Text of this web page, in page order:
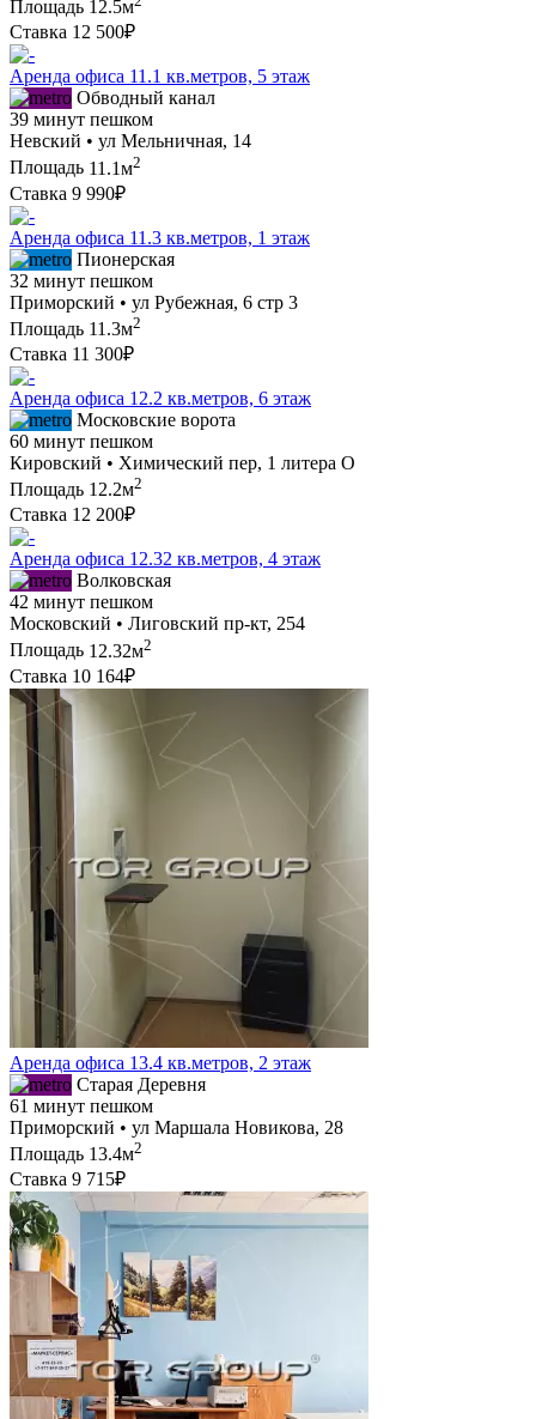
Площадь 12.5м
Ставка 12 500₽
Аренда офиса 11.1 кв.метров, 5 этаж
Обводный канал
39 минут пешком
Невский • ул Мельничная, 14
Площадь 11.1м2
Ставка 9 990₽
Аренда офиса 11.3 кв.метров, 1 этаж
Пионерская
32 минут пешком
Приморский • ул Рубежная, 6 стр 3
Площадь 11.3м2
Ставка 11 300₽
Аренда офиса 12.2 кв.метров, 6 этаж
Московские ворота
60 минут пешком
Кировский • Химический пер, 1 литера О
Площадь 12.2м2
Ставка 12 200₽
Аренда офиса 12.32 кв.метров, 4 этаж
Волковская
42 минут пешком
Московский • Лиговский пр-кт, 254
Площадь 12.32м2
Ставка 10 164₽
Аренда офиса 13.4 кв.метров, 2 этаж
Старая Деревня
61 минут пешком
Приморский • ул Маршала Новикова, 28
Площадь 13.4м2
Ставка 9 715₽